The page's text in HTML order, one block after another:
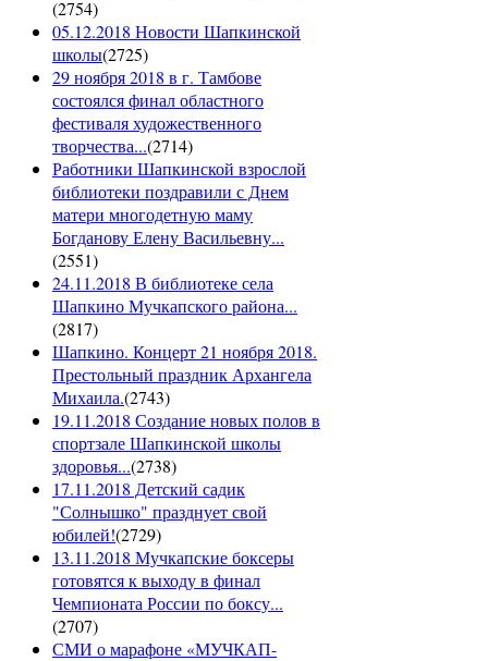
(2754)
05.12.2018 Новости Шапкинской
школы(2725)
29 ноября 2018 в г. Тамбове
состоялся финал областного
фестиваля художественного
творчества...(2714)
Работники Шапкинской взрослой
библиотеки поздравили с Днем
матери многодетную маму
Богданову Елену Васильевну...
(2551)
24.11.2018 В библиотеке села
Шапкино Мучкапского района...
(2817)
Шапкино. Концерт 21 ноября 2018.
Престольный праздник Архангела
Михаила.(2743)
19.11.2018 Создание новых полов в
спортзале Шапкинской школы
здоровья...(2738)
17.11.2018 Детский садик
"Солнышко" празднует свой
юбилей!(2729)
13.11.2018 Мучкапские боксеры
готовятся к выходу в финал
Чемпионата России по боксу...
(2707)
СМИ о марафоне «МУЧКАП-